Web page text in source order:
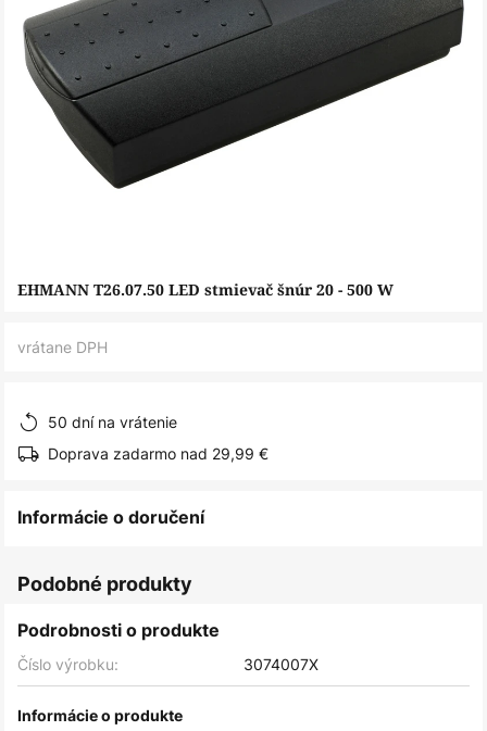
Preskočiť
EHMANN T26.07.50 LED stmievač šnúr 20 - 500 W
vrátane DPH
50 dní na vrátenie
Doprava zadarmo nad 29,99 €
Informácie o doručení
Podobné produkty
Podrobnosti o produkte
Číslo výrobku: 3074007X
Informácie o produkte